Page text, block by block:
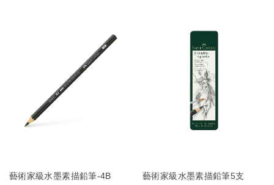
藝術家級水墨素描鉛筆-4B
藝術家級水墨素描鉛筆5支